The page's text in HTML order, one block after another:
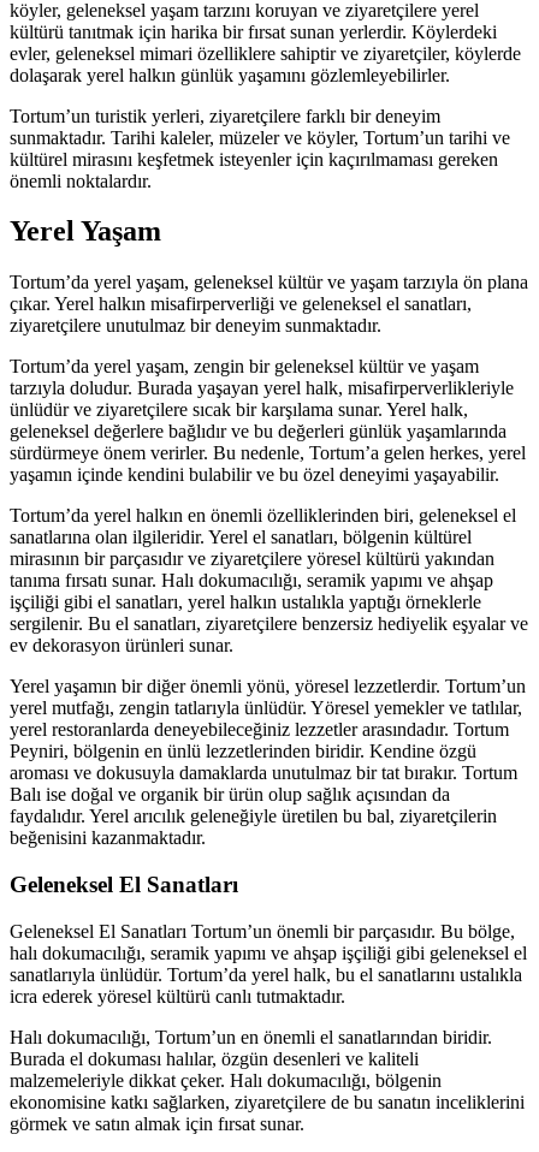
köyler, geleneksel yaşam tarzını koruyan ve ziyaretçilere yerel
kültürü tanıtmak için harika bir fırsat sunan yerlerdir. Köylerdeki
evler, geleneksel mimari özelliklere sahiptir ve ziyaretçiler, köylerde
dolaşarak yerel halkın günlük yaşamını gözlemleyebilirler.
Tortum’un turistik yerleri, ziyaretçilere farklı bir deneyim
sunmaktadır. Tarihi kaleler, müzeler ve köyler, Tortum’un tarihi ve
kültürel mirasını keşfetmek isteyenler için kaçırılmaması gereken
önemli noktalardır.
Yerel Yaşam
Tortum’da yerel yaşam, geleneksel kültür ve yaşam tarzıyla ön plana
çıkar. Yerel halkın misafirperverliği ve geleneksel el sanatları,
ziyaretçilere unutulmaz bir deneyim sunmaktadır.
Tortum’da yerel yaşam, zengin bir geleneksel kültür ve yaşam
tarzıyla doludur. Burada yaşayan yerel halk, misafirperverlikleriyle
ünlüdür ve ziyaretçilere sıcak bir karşılama sunar. Yerel halk,
geleneksel değerlere bağlıdır ve bu değerleri günlük yaşamlarında
sürdürmeye önem verirler. Bu nedenle, Tortum’a gelen herkes, yerel
yaşamın içinde kendini bulabilir ve bu özel deneyimi yaşayabilir.
Tortum’da yerel halkın en önemli özelliklerinden biri, geleneksel el
sanatlarına olan ilgileridir. Yerel el sanatları, bölgenin kültürel
mirasının bir parçasıdır ve ziyaretçilere yöresel kültürü yakından
tanıma fırsatı sunar. Halı dokumacılığı, seramik yapımı ve ahşap
işçiliği gibi el sanatları, yerel halkın ustalıkla yaptığı örneklerle
sergilenir. Bu el sanatları, ziyaretçilere benzersiz hediyelik eşyalar ve
ev dekorasyon ürünleri sunar.
Yerel yaşamın bir diğer önemli yönü, yöresel lezzetlerdir. Tortum’un
yerel mutfağı, zengin tatlarıyla ünlüdür. Yöresel yemekler ve tatlılar,
yerel restoranlarda deneyebileceğiniz lezzetler arasındadır. Tortum
Peyniri, bölgenin en ünlü lezzetlerinden biridir. Kendine özgü
aroması ve dokusuyla damaklarda unutulmaz bir tat bırakır. Tortum
Balı ise doğal ve organik bir ürün olup sağlık açısından da
faydalıdır. Yerel arıcılık geleneğiyle üretilen bu bal, ziyaretçilerin
beğenisini kazanmaktadır.
Geleneksel El Sanatları
Geleneksel El Sanatları Tortum’un önemli bir parçasıdır. Bu bölge,
halı dokumacılığı, seramik yapımı ve ahşap işçiliği gibi geleneksel el
sanatlarıyla ünlüdür. Tortum’da yerel halk, bu el sanatlarını ustalıkla
icra ederek yöresel kültürü canlı tutmaktadır.
Halı dokumacılığı, Tortum’un en önemli el sanatlarından biridir.
Burada el dokuması halılar, özgün desenleri ve kaliteli
malzemeleriyle dikkat çeker. Halı dokumacılığı, bölgenin
ekonomisine katkı sağlarken, ziyaretçilere de bu sanatın inceliklerini
görmek ve satın almak için fırsat sunar.